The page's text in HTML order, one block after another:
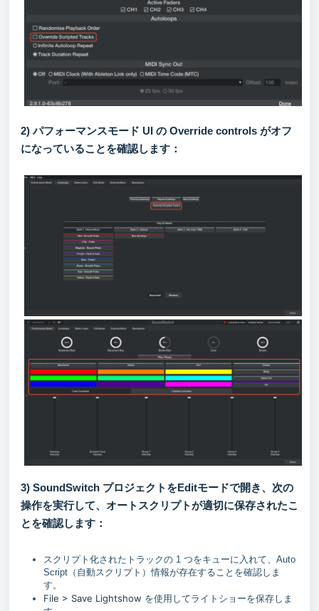
2) パフォーマンスモード UI の Override controls がオフ
になっていることを確認します：
3) SoundSwitch プロジェクトをEditモードで開き、次の
操作を実行して、オートスクリプトが適切に保存されたこ
とを確認します：
スクリプト化されたトラックの 1 つをキューに入れて、Auto
Script（自動スクリプト）情報が存在することを確認しま
す。
File > Save Lightshow を使用してライトショーを保存しま